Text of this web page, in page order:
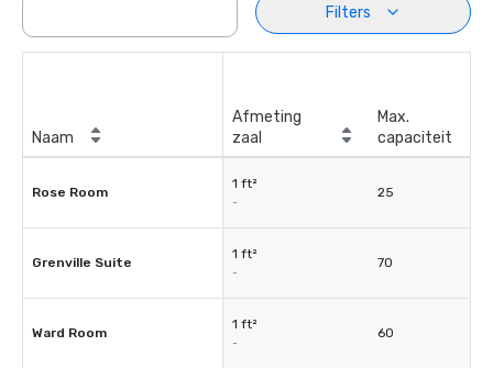
Filters
Naam
Afmeting
zaal
Max.
capaciteit
Rose Room
1 ft²
-
25
Grenville Suite
1 ft²
-
70
Ward Room
1 ft²
-
60